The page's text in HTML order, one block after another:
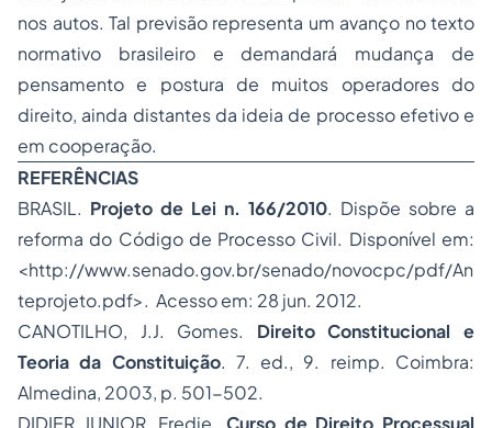
nos autos. Tal previsão representa um avanço no texto
normativo brasileiro e demandará mudança de
pensamento e postura de muitos operadores do
direito, ainda distantes da ideia de processo efetivo e
em cooperação.
REFERÊNCIAS
BRASIL. Projeto de Lei n. 166/2010. Dispõe sobre a
reforma do Código de Processo Civil. Disponível em:
<http://www.senado.gov.br/senado/novocpc/pdf/An
teprojeto.pdf>. Acesso em: 28 jun. 2012.
CANOTILHO, J.J. Gomes. Direito Constitucional e
Teoria da Constituição. 7. ed., 9. reimp. Coimbra:
Almedina, 2003, p. 501-502.
DIDIER JUNIOR, Fredie. Curso de Direito Processual